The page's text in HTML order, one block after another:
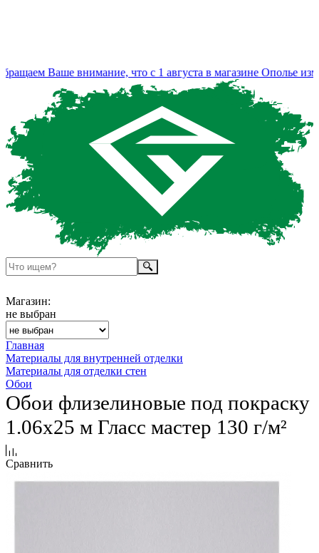
Ваше внимание, что с 1 августа в магазине Ополье
Магазин:
не выбран
Главная
Материалы для внутренней отделки
Материалы для отделки стен
Обои
Обои флизелиновые под покраску
1.06х25 м Гласс мастер 130 г/м²
Сравнить